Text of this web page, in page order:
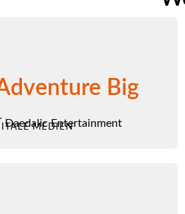
Big
Daedalic Entertainment
MEDIEN